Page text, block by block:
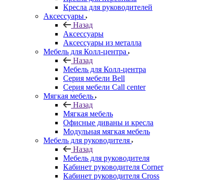
Кресла для руководителей
Аксессуары
Назад
Аксессуары
Аксессуары из металла
Мебель для Колл-центра
Назад
Мебель для Колл-центра
Серия мебели Bell
Серия мебели Call center
Мягкая мебель
Назад
Мягкая мебель
Офисные диваны и кресла
Модульная мягкая мебель
Мебель для руководителя
Назад
Мебель для руководителя
Кабинет руководителя Corner
Кабинет руководителя Cross